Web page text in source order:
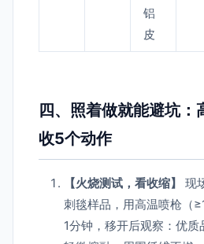
铝
皮
四、照着做就能避坑：
收5个动作
【火烧测试，看收缩】
现
刺毯样品，用高温喷枪（
1分钟，移开后观察：优